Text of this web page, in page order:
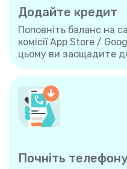
Додайте кредит
Поповніть баланс на
комісії App Store /
цьому ви заощадите
Почніть